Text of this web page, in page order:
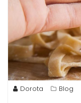
Dorota Blog